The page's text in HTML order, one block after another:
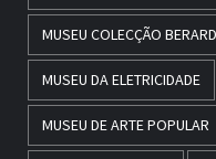
MUSEU COLECÇÃO
MUSEU DA ELETRICIDADE
MUSEU DE ARTE POPULAR